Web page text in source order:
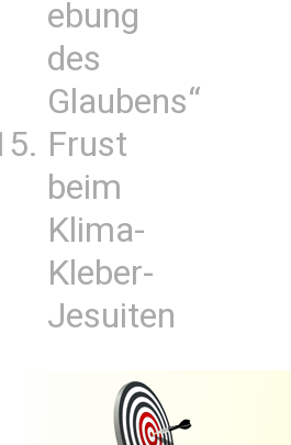
ebung
des
Glaubens“
Frust
beim
Klima-
Kleber-
Jesuiten